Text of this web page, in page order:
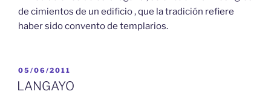
de cimientos de un edificio , que la tradición refiere
haber sido convento de templarios.
PUBLICADO
EL
05/06/2011
LANGAYO